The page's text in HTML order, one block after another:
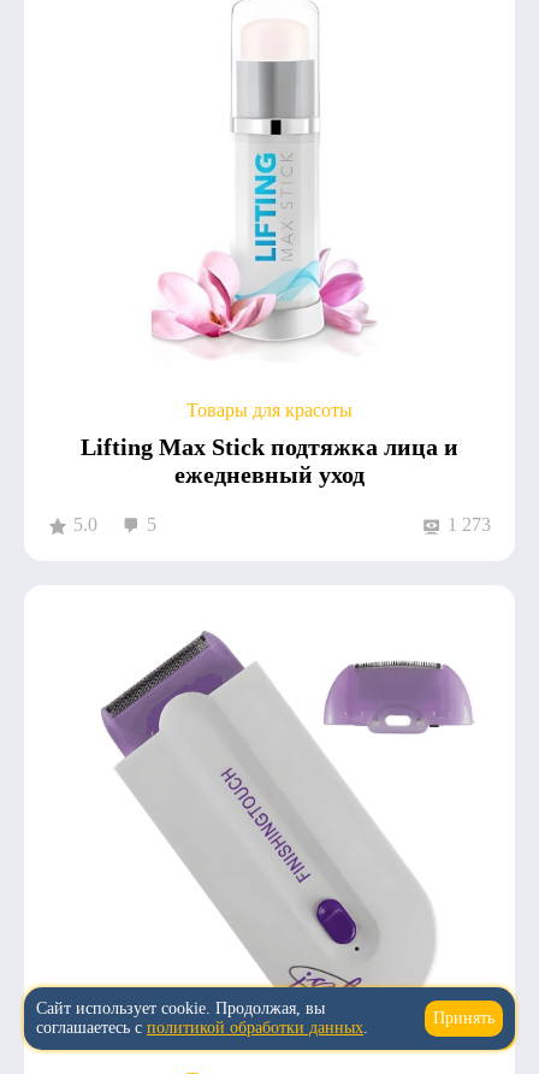
Товары для красоты
Lifting Max Stick подтяжка лица и
ежедневный уход
5.0 5 1 273
↑
Сайт использует cookie. Продолжая, вы
соглашаетесь с политикой обработки данных.
Принять